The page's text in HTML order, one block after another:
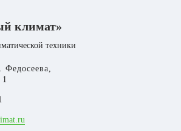
1 977 500 Р
Адсорбционный осушитель воздуха Danvex AD-
климат»
техники